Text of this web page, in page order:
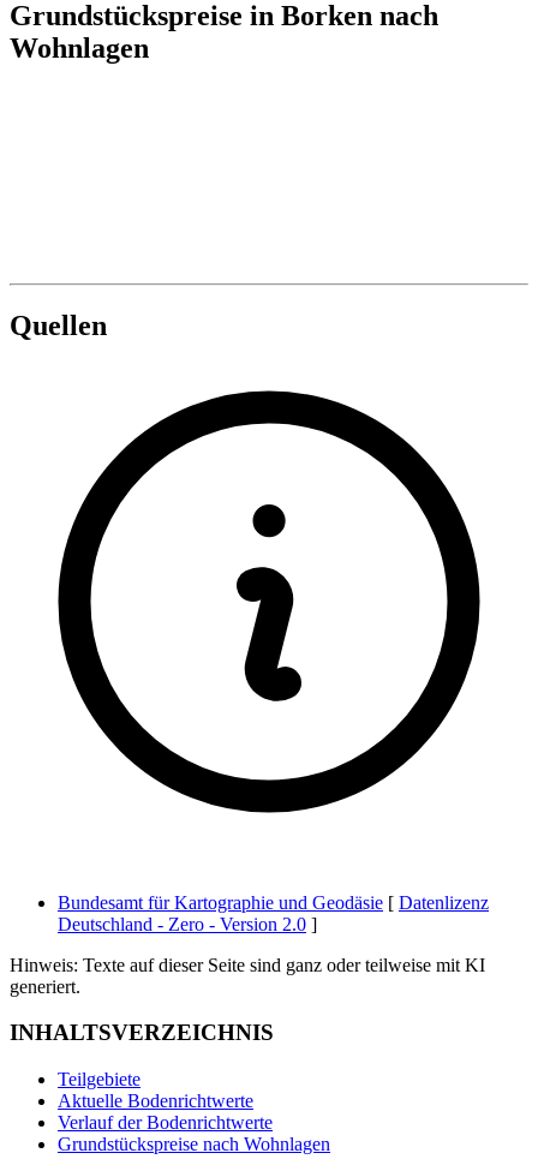
Grundstückspreise in Borken nach
Wohnlagen
Quellen
Bundesamt für Kartographie und Geodäsie [ Datenlizenz
Deutschland - Zero - Version 2.0 ]
Hinweis: Texte auf dieser Seite sind ganz oder teilweise mit KI
generiert.
INHALTSVERZEICHNIS
Teilgebiete
Aktuelle Bodenrichtwerte
Verlauf der Bodenrichtwerte
Grundstückspreise nach Wohnlagen